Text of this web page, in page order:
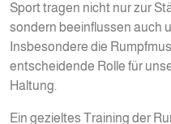
Sport tragen nicht nur zur
sondern beeinflussen auch
Insbesondere die
entscheidende Rolle für
Haltung.
Ein gezieltes Training der